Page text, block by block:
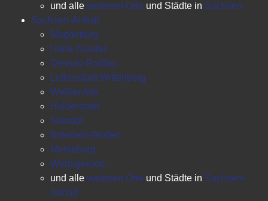
und alle weiteren Orte und Städte in Sachsen
Sachsen-Anhalt
Magdeburg
Halle (Saale)
Dessau-Roßlau
Lutherstadt Wittenberg
Weißenfels
Halberstadt
Stendal
Bitterfeld-Wolfen
Merseburg
Wernigerode
und alle weiteren Orte und Städte in Sachsen-
Anhalt